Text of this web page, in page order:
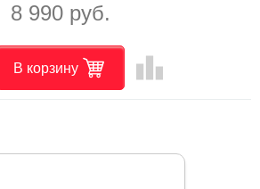
8 990 руб.
В корзину leaderboard